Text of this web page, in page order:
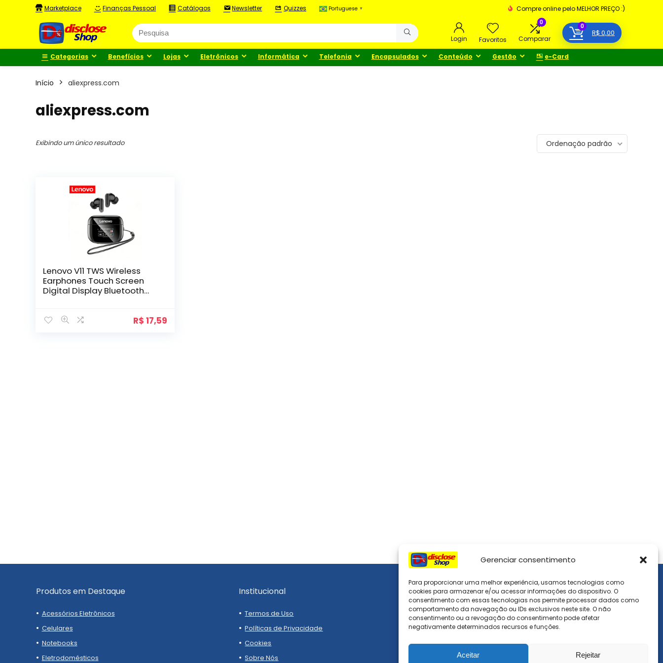
Gerenciar consentimento
Para proporcionar uma melhor experiência, usamos tecnologias como
cookies para armazenar e/ou acessar informações do dispositivo. O
consentimento com essas tecnologias nos permite processar dados como
comportamento da navegação ou IDs exclusivos neste site. O não
consentimento ou a revogação do consentimento pode afetar
negativamente determinados recursos e funções.
Aceitar Rejeitar
Marketplace Finanças Pessoal Catálogos Newsletter Quizzes Portuguese ▼ Compre online pelo MELHOR PREÇO :)
Login Favoritos
0
Comparar
0
R$ 0,00
Categorias Benefícios Lojas Eletrônicos Informática Telefonia Encapsulados Conteúdo Gestão e-Card
Início aliexpress.com
aliexpress.com
Exibindo um único resultado Ordenação padrão
Lenovo V11 TWS Wireless
Earphones Touch Screen
Digital Display Bluetooth
Mic
R$ 17,59
Produtos em Destaque
Acessórios Eletrônicos
Celulares
Notebooks
Eletrodomésticos
Institucional
Termos de Uso
Políticas de Privacidade
Cookies
Sobre Nós
Dúvidas
Como Usar o Site
Devoluções e Reembolso
Frete e Prazo de Entrega
Métodos de Pagamento